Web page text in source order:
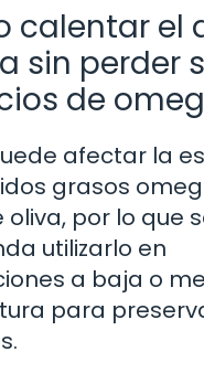
calentar el
sin perder
de
afectar la
grasos
por lo que
utilizarlo en
a baja o
para